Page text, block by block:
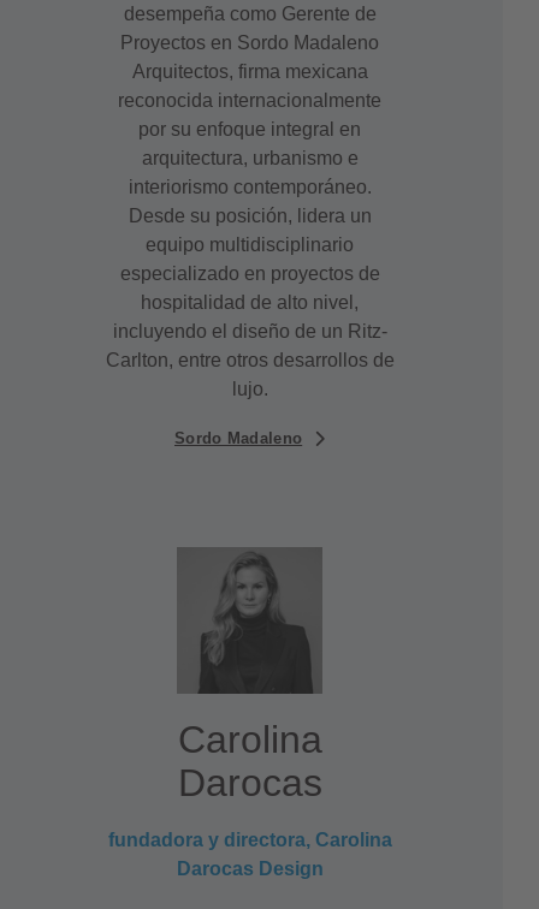
desempeña como Gerente de
Proyectos en Sordo Madaleno
Arquitectos, firma mexicana
reconocida internacionalmente
por su enfoque integral en
arquitectura, urbanismo e
interiorismo contemporáneo.
Desde su posición, lidera un
equipo multidisciplinario
especializado en proyectos de
hospitalidad de alto nivel,
incluyendo el diseño de un Ritz-
Carlton, entre otros desarrollos de
lujo.
Sordo Madaleno
Carolina
Darocas
fundadora y directora, Carolina
Darocas Design